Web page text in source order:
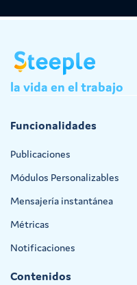
la vida en el trabajo
Funcionalidades
Publicaciones
Módulos Personalizables
Mensajería instantánea
Métricas
Notificaciones
Contenidos